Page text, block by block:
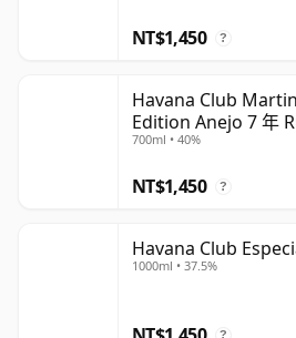
NT$1,450 ?
Havana Club
Edition Anejo 7 年
700ml • 40%
NT$1,450 ?
Havana Club
1000ml • 37.5%
?